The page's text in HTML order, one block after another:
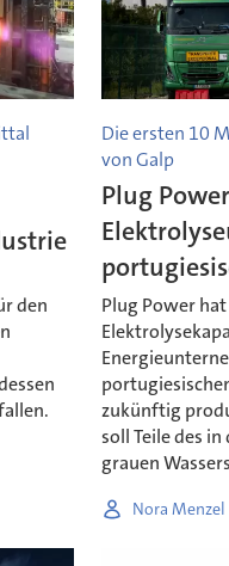
den
Die ersten 10
von Galp
Plug
Plug Power
zukünftig
soll Teile des
grauen
Nora Menzel